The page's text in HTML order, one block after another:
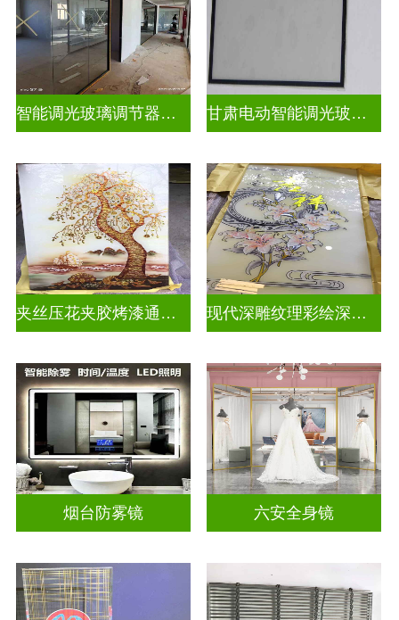
智能调光玻璃调节器图片 甘肃电动智能调光玻璃批发商
夹丝压花夹胶烤漆通电深雕浮雕玻璃 现代深雕纹理彩绘深雕浮雕玻璃
烟台防雾镜 六安全身镜